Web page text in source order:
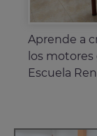
Con la
Granada
escenarios,
empezar tu
Aprende a
los
Escuela
Con los
una solida
Conviértete
videojuegos